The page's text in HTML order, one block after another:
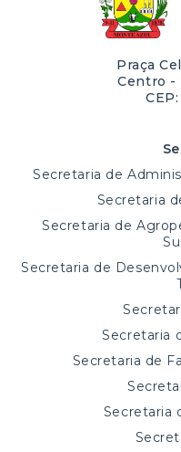
Praça
Centro -
Secretaria de
Secretaria
Secretaria de
Secretaria de
Secretaria
Secretaria de
Secretaria